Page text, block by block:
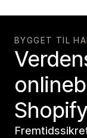
BYGGET TIL